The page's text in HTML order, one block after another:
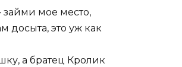
мое место,
досыта, это уж как
а братец Кролик